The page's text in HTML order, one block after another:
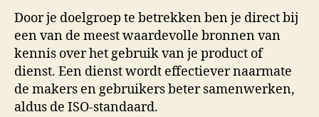
Door je doelgroep te betrekken ben je direct bij
een van de meest waardevolle bronnen van
kennis over het gebruik van je product of
dienst. Een dienst wordt effectiever naarmate
de makers en gebruikers beter samenwerken,
aldus de ISO-standaard.